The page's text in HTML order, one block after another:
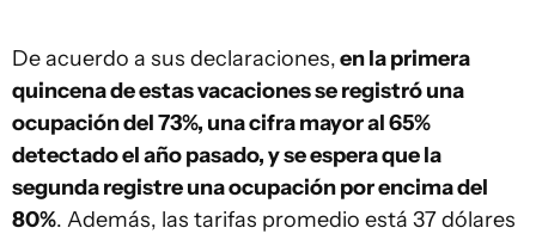
De acuerdo a sus declaraciones,en la primera
quincena de estas vacaciones se registró una
ocupación del 73%, una cifra mayor al 65%
detectado el año pasado, y se espera que la
segunda registre una ocupación por encima del
80%. Además, las tarifas promedio está 37 dólares